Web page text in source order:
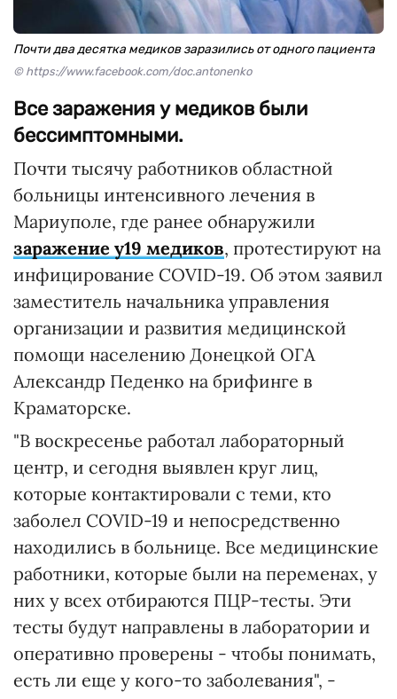
Почти два десятка медиков заразились от одного пациента
© https://www.facebook.com/doc.antonenko
Все заражения у медиков были
бессимптомными.
Почти тысячу работников областной
больницы интенсивного лечения в
Мариуполе, где ранее обнаружили
заражение у19 медиков, протестируют на
инфицирование COVID-19. Об этом заявил
заместитель начальника управления
организации и развития медицинской
помощи населению Донецкой ОГА
Александр Педенко на брифинге в
Краматорске.
"В воскресенье работал лабораторный
центр, и сегодня выявлен круг лиц,
которые контактировали с теми, кто
заболел COVID-19 и непосредственно
находились в больнице. Все медицинские
работники, которые были на переменах, у
них у всех отбираются ПЦР-тесты. Эти
тесты будут направлены в лаборатории и
оперативно проверены - чтобы понимать,
есть ли еще у кого-то заболевания", -